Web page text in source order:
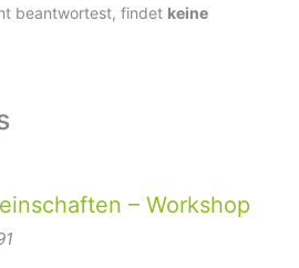
beantwortest, findet keine
– Workshop